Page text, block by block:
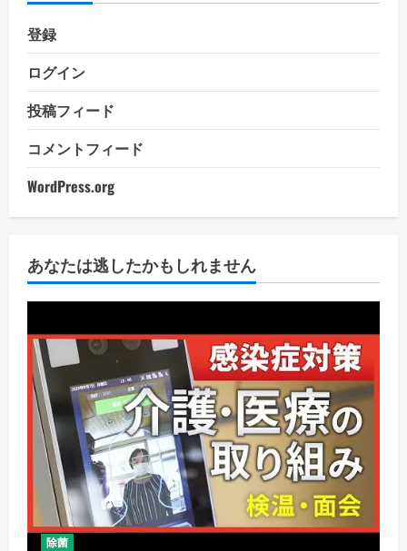
登録
ログイン
投稿フィード
コメントフィード
WordPress.org
あなたは逃したかもしれません
除菌